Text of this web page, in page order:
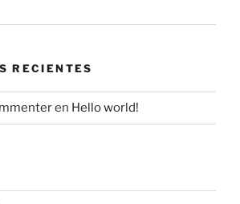
RECIENTES
en Hello world!